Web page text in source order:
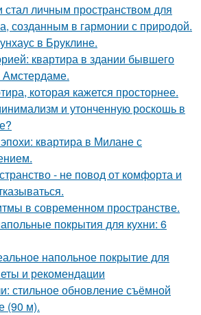
личным пространством для
созданным в гармонии с природой.
в Бруклине.
квартира в здании бывшего
Амстердаме.
которая кажется просторнее.
и утонченную роскошь в
квартира в Милане с
- не повод от комфорта и
в современном пространстве.
покрытия для кухни: 6
напольное покрытие для
и рекомендации
стильное обновление съёмной
(90 м).